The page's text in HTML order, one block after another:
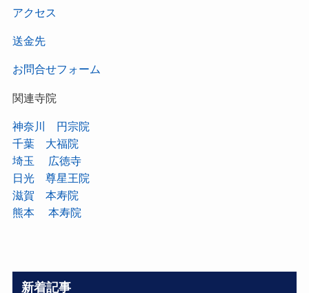
アクセス
送金先
お問合せフォーム
関連寺院
神奈川 円宗院
千葉 大福院
埼玉 広徳寺
日光 尊星王院
滋賀 本寿院
熊本 本寿院
新着記事